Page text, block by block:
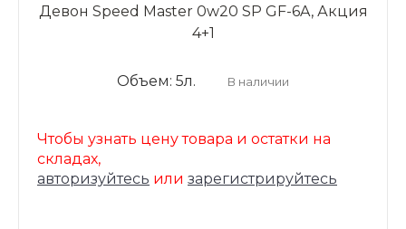
Девон Speed Master 0w20 SP GF-6A, Акция
4+1
Объем: 5л. В наличии
Чтобы узнать цену товара и остатки на
складах,
авторизуйтесь или зарегистрируйтесь